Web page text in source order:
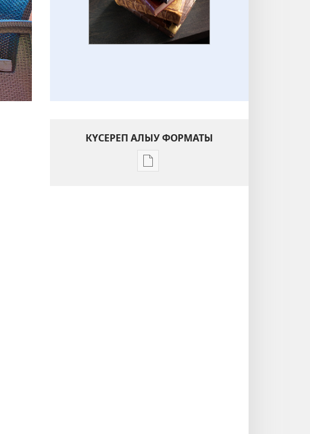
КҮСЕРЕП АЛЫУ ФОРМАТЫ
Баҫмаларҙы